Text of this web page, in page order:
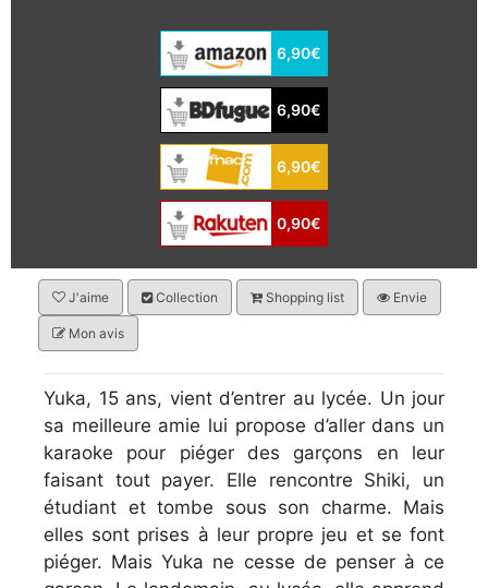
6,90€
6,90€
6,90€
0,90€
J'aime Collection Shopping list Envie
Mon avis
Yuka, 15 ans, vient d’entrer au lycée. Un jour
sa meilleure amie lui propose d’aller dans un
karaoke pour piéger des garçons en leur
faisant tout payer. Elle rencontre Shiki, un
étudiant et tombe sous son charme. Mais
elles sont prises à leur propre jeu et se font
piéger. Mais Yuka ne cesse de penser à ce